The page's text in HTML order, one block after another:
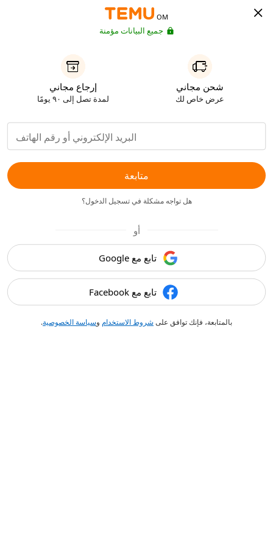
OM
جميع البيانات مؤمنة
شحن مجاني
عرض خاص لك
إرجاع مجاني
لمدة تصل إلى ٩٠ يومًا
متابعة
هل تواجه مشكلة في تسجيل الدخول؟
أو
تابع مع Google
تابع مع Facebook
بالمتابعة، فإنك توافق على شروط الاستخدام وسياسة الخصوصية.